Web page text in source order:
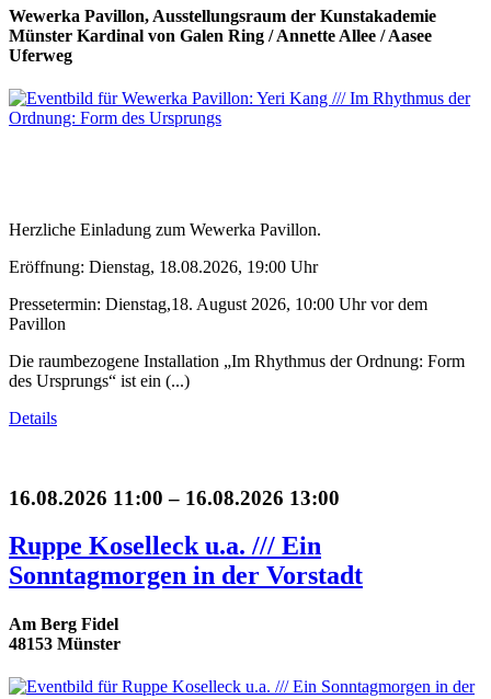
Wewerka Pavillon, Ausstellungsraum der Kunstakademie
Münster Kardinal von Galen Ring / Annette Allee / Aasee
Uferweg
Herzliche Einladung zum Wewerka Pavillon.
Eröffnung: Dienstag, 18.08.2026, 19:00 Uhr
Pressetermin: Dienstag,18. August 2026, 10:00 Uhr vor dem
Pavillon
Die raumbezogene Installation „Im Rhythmus der Ordnung: Form
des Ursprungs“ ist ein (...)
Details
16.08.2026 11:00 – 16.08.2026 13:00
Ruppe Koselleck u.a. /// Ein
Sonntagmorgen in der Vorstadt
Am Berg Fidel
48153 Münster